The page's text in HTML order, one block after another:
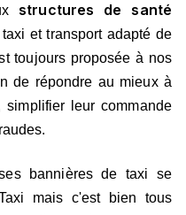
structures de santé
et transport adapté de
toujours proposée à nos
de répondre au mieux à
simplifier leur commande
bannières de taxi se
mais c'est bien tous